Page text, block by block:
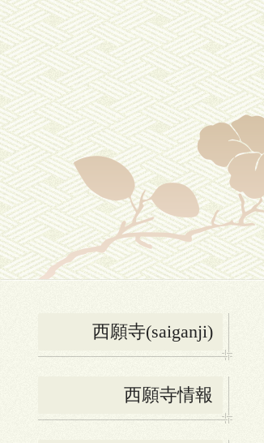
西願寺(saiganji)
西願寺情報